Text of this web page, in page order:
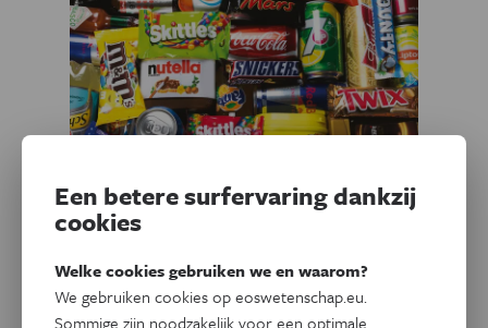
Is Chili het eerste land dat de
obesitasepidemie heeft
Een betere surfervaring dankzij
cookies
Welke cookies gebruiken we en waarom?
We gebruiken cookies op eoswetenschap.eu.
Sommige zijn noodzakelijk voor een optimale